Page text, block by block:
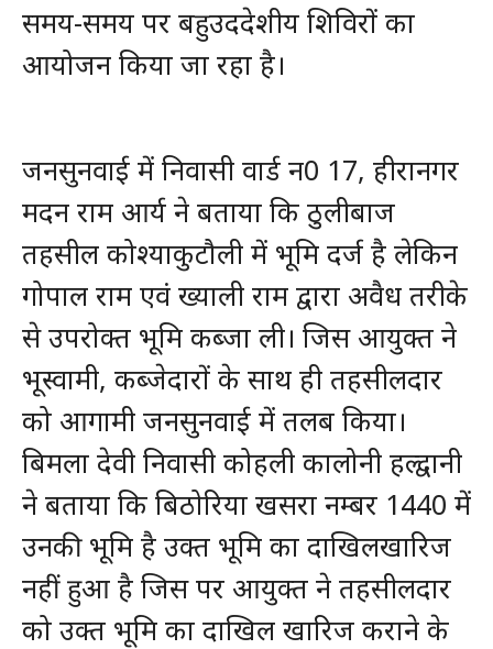
समय-समय पर बहुउददेशीय शिविरों का
आयोजन किया जा रहा है।
जनसुनवाई में निवासी वार्ड न0 17, हीरानगर
मदन राम आर्य ने बताया कि ठुलीबाज
तहसील कोश्याकुटौली में भूमि दर्ज है लेकिन
गोपाल राम एवं ख्याली राम द्वारा अवैध तरीके
से उपरोक्त भूमि कब्जा ली। जिस आयुक्त ने
भूस्वामी, कब्जेदारों के साथ ही तहसीलदार
को आगामी जनसुनवाई में तलब किया।
बिमला देवी निवासी कोहली कालोनी हल्द्वानी
ने बताया कि बिठोरिया खसरा नम्बर 1440 में
उनकी भूमि है उक्त भूमि का दाखिलखारिज
नहीं हुआ है जिस पर आयुक्त ने तहसीलदार
को उक्त भूमि का दाखिल खारिज कराने के